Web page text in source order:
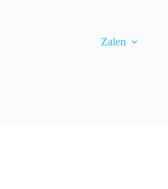
Zalen